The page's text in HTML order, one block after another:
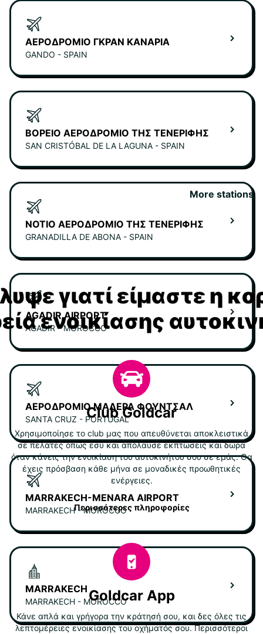
ΑΕΡΟΔΡΌΜΙΟ ΓΚΡΑΝ ΚΑΝΆΡΙΑ
GANDO - SPAIN
ΒΌΡΕΙΟ ΑΕΡΟΔΡΌΜΙΟ ΤΗΣ ΤΕΝΕΡΊΦΗΣ
SAN CRISTÓBAL DE LA LAGUNA - SPAIN
ΝΌΤΙΟ ΑΕΡΟΔΡΌΜΙΟ ΤΗΣ ΤΕΝΕΡΊΦΗΣ
GRANADILLA DE ABONA - SPAIN
AGADIR AIRPORT
AGADIR - MOROCCO
ΑΕΡΟΔΡΌΜΙΟ ΜΑΔΈΡΑ ΦΟΥΝΤΣΆΛ
SANTA CRUZ - PORTUGAL
MARRAKECH-MENARA AIRPORT
MARRAKECH - MOROCCO
MARRAKECH
MARRAKECH - MOROCCO
More stations
γιατί είμαστε η
ενοικίασης
Club Goldcar
Χρησιμοποίησε το club μας που απευθύνεται αποκλειστικά
σε πελάτες όπως εσύ και απόλαυσε εκπτώσεις και δώρα
όταν κάνεις την ενοικίαση του αυτοκινήτου σου σε εμάς. Θα
έχεις πρόσβαση κάθε μήνα σε μοναδικές προωθητικές
ενέργειες.
Περισσότερες πληροφορίες
Goldcar App
Κάνε απλά και γρήγορα την κράτησή σου, και δες όλες τις
λεπτομέρειες ενοικίασης του οχήματός σου. Περισσότεροι